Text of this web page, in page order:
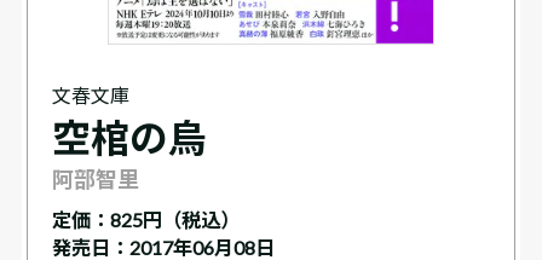
文春文庫
空棺の烏
阿部智里
定価： 825円（税込）
発売日：2017年06月08日